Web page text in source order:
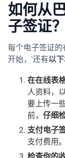
如何从
子签证？
每个电子签证
开始，'还有以
在在线表
人资料，
要上传一
前， 仔细
支付电子
支付费用。